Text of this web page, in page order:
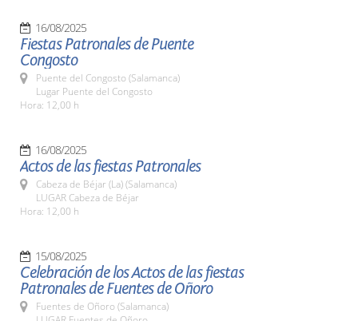
16/08/2025
Fiestas Patronales de Puente
Congosto
Puente del Congosto (Salamanca)
Lugar Puente del Congosto
Hora: 12,00 h
16/08/2025
Actos de las fiestas Patronales
Cabeza de Béjar (La) (Salamanca)
LUGAR Cabeza de Béjar
Hora: 12,00 h
15/08/2025
Celebración de los Actos de las fiestas
Patronales de Fuentes de Oñoro
Fuentes de Oñoro (Salamanca)